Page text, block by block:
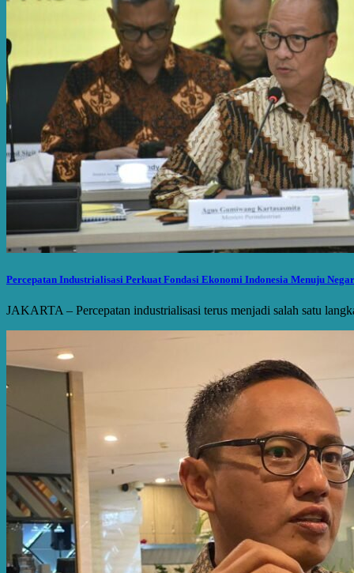
Percepatan Industrialisasi Perkuat Fondasi Ekonomi Indonesia Menuju
JAKARTA – Percepatan industrialisasi terus menjadi salah satu